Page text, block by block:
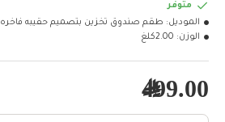
499.00﷼
متوفر
الموديل: طقم صندوق تخزين بتصميم حقيبه فاخره
الوزن: 2.00كلغ